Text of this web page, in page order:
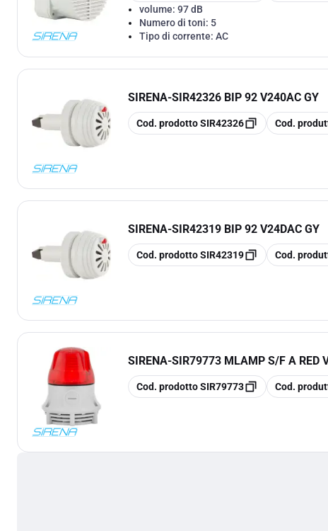
volume: 97 dB
Numero di toni: 5
Tipo di corrente: AC
SIRENA-SIR42326 BIP 92 V240AC GY
copia
Cod. prodottoSIR42326 copia
Cod.
SIRENA-SIR42319 BIP 92 V24DAC GY
copia
Cod. prodottoSIR42319 copia
Cod.
SIRENA-SIR79773 MLAMP S/F A RED
copia
Cod. prodottoSIR79773 copia
Cod.